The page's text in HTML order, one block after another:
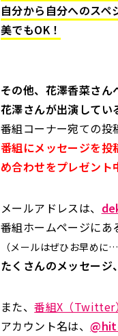
自分から自分へのス
美でもOK！
その他、花澤香菜さ
花澤さんが出演してい
番組コーナー宛ての投
番組にメッセージを投
め合わせをプレゼント
メールアドレスは、
番組ホームページにあ
（メールはぜひお早めに…
たくさんのメッセージ
また、番組X（Twitter）
アカウント名は、